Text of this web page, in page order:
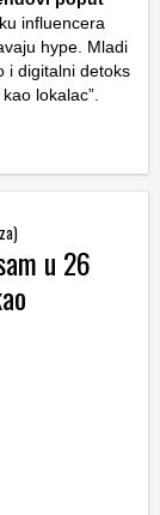
influencera
hype. Mladi
i digitalni detoks
lokalac”.
u 26